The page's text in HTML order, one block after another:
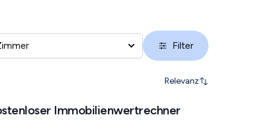
Filter
Relevanz
Immobilienwertrechner